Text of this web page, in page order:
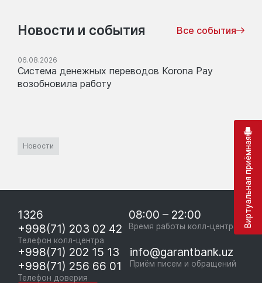
Новости и события Все события
06.08.2026
Система денежных переводов Korona Pay
возобновила работу
Новости
1326
+998(71) 203 02 42
Телефон колл-центра
08:00 – 22:00
Время работы колл-центра
+998(71) 202 15 13
+998(71) 256 66 01
Телефон доверия
info@garantbank.uz
Приём писем и обращений
Виртуальная приёмная